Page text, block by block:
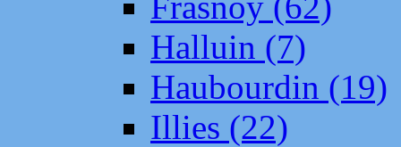
Halluin (7)
Haubourdin (19)
Illies (22)